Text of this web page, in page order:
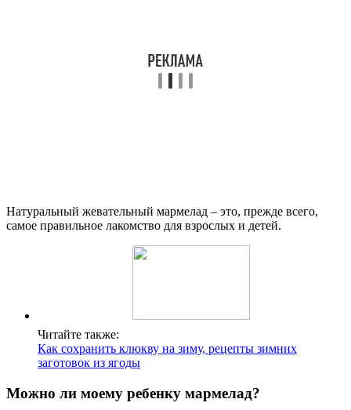
Натуральный жевательный мармелад – это, прежде всего,
самое правильное лакомство для взрослых и детей.
Читайте также:
Как сохранить клюкву на зиму, рецепты зимних
заготовок из ягоды
Можно ли моему ребенку мармелад?